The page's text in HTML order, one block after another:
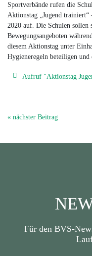
Sportverbände rufen die
Aktionstag „Jugend trainiert“
2020 auf. Die Schulen
Bewegungsangeboten
diesem Aktionstag unter
Hygieneregeln beteiligen
Aufruf "Aktionstag
« nächster Beitrag
Für den BVS-